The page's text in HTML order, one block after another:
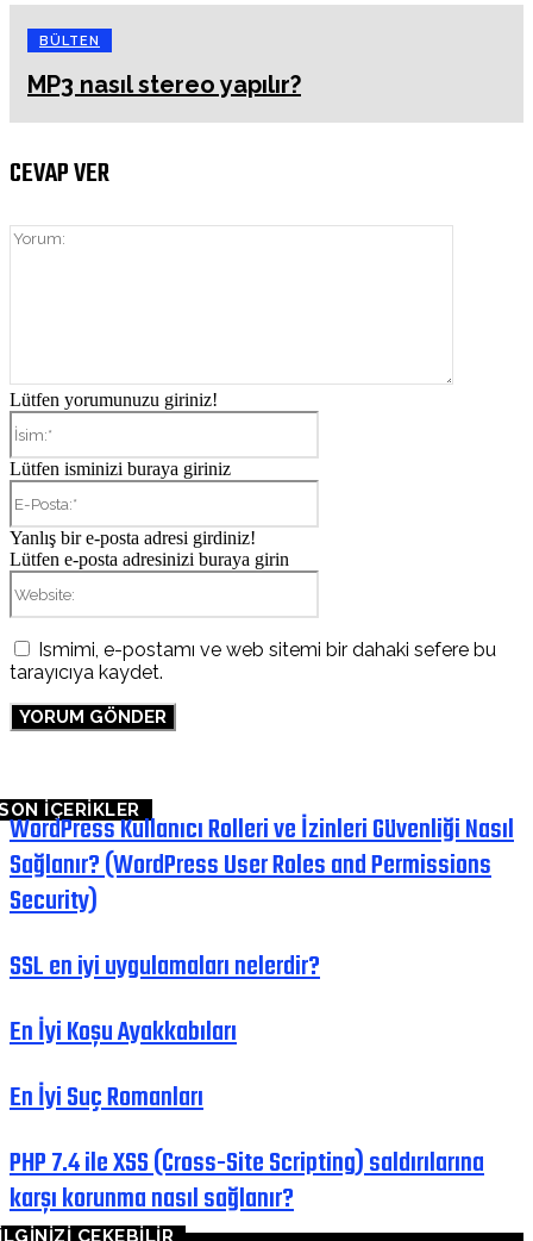
BÜLTEN
MP3 nasıl stereo yapılır?
CEVAP VER
Lütfen yorumunuzu giriniz!
Lütfen isminizi buraya giriniz
Yanlış bir e-posta adresi girdiniz!
Lütfen e-posta adresinizi buraya girin
Ismimi, e-postamı ve web sitemi bir dahaki sefere bu
tarayıcıya kaydet.
İÇERİKLER
WordPress Kullanıcı Rolleri ve İzinleri Güvenliği Nasıl
Sağlanır? (WordPress User Roles and Permissions
Security)
SSL en iyi uygulamaları nelerdir?
En İyi Koşu Ayakkabıları
En İyi Suç Romanları
PHP 7.4 ile XSS (Cross-Site Scripting) saldırılarına
karşı korunma nasıl sağlanır?
ÇEKEBİLİR